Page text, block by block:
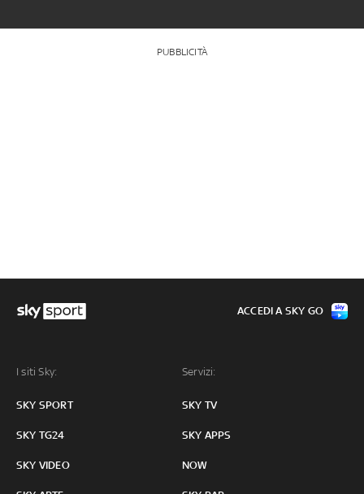
PUBBLICITÀ
I siti Sky:
SKY SPORT
SKY TG24
SKY VIDEO
Servizi:
SKY TV
SKY APPS
NOW
ACCEDI A SKY GO